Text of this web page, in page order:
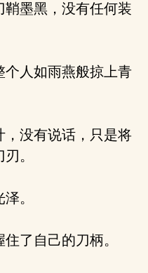
墨黑，没有任何装
人如雨燕般掠上青
没有说话，只是将
。
。
了自己的刀柄。